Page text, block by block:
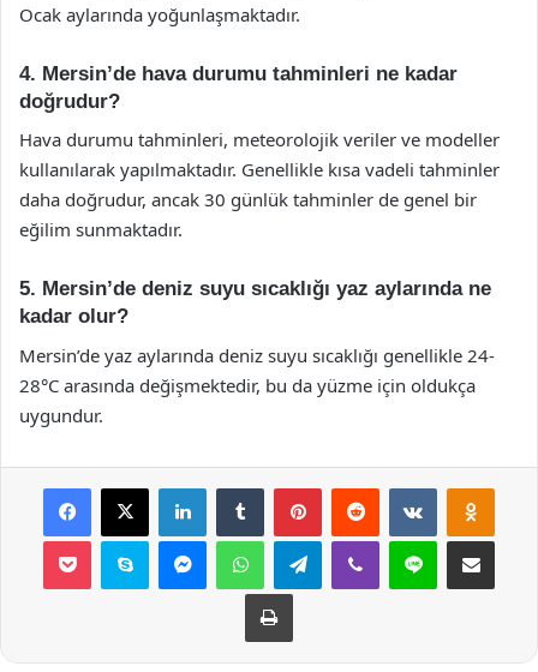
Ocak aylarında yoğunlaşmaktadır.
4. Mersin’de hava durumu tahminleri ne kadar
doğrudur?
Hava durumu tahminleri, meteorolojik veriler ve modeller
kullanılarak yapılmaktadır. Genellikle kısa vadeli tahminler
daha doğrudur, ancak 30 günlük tahminler de genel bir
eğilim sunmaktadır.
5. Mersin’de deniz suyu sıcaklığı yaz aylarında ne
kadar olur?
Mersin’de yaz aylarında deniz suyu sıcaklığı genellikle 24-
28°C arasında değişmektedir, bu da yüzme için oldukça
uygundur.
Facebook
X LinkedInTumblr PinterestReddit VKontakte
Pocket Skype MessengerWhatsAppTelegramViber Line E-Posta ile
Yazdır